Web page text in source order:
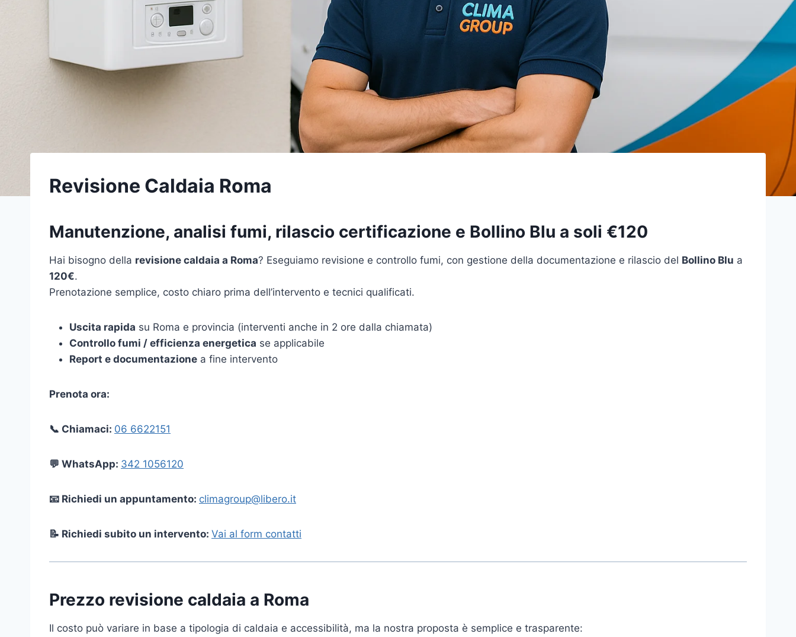
Revisione Caldaia Roma
Manutenzione, analisi fumi, rilascio certificazione e Bollino Blu a soli €120
Hai bisogno della revisione caldaia a Roma? Eseguiamo revisione e controllo fumi, con gestione della documentazione e rilascio del Bollino Blu a
120€.
Prenotazione semplice, costo chiaro prima dell’intervento e tecnici qualificati.
Uscita rapida su Roma e provincia (interventi anche in 2 ore dalla chiamata)
Controllo fumi / efficienza energetica se applicabile
Report e documentazione a fine intervento
Prenota ora:
📞 Chiamaci: 06 6622151
💬 WhatsApp: 342 1056120
📧 Richiedi un appuntamento: climagroup@libero.it
📝 Richiedi subito un intervento: Vai al form contatti
Prezzo revisione caldaia a Roma
Il costo può variare in base a tipologia di caldaia e accessibilità, ma la nostra proposta è semplice e trasparente: